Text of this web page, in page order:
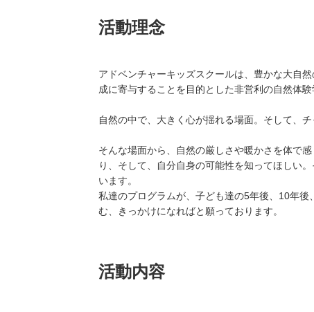
活動理念
アドベンチャーキッズスクールは、豊かな大自
成に寄与することを目的とした非営利の自然体験
自然の中で、大きく心が揺れる場面。そして、チ
そんな場面から、自然の厳しさや暖かさを体で
り、そして、自分自身の可能性を知ってほしい
います。
私達のプログラムが、子ども達の5年後、10年
む、きっかけになればと願っております。
活動内容